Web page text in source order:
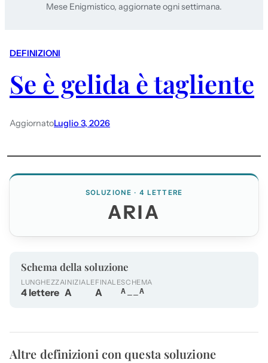
Mese Enigmistico, aggiornate ogni settimana.
DEFINIZIONI
Se è gelida è tagliente
AggiornatoLuglio 3, 2026
SOLUZIONE · 4 LETTERE
ARIA
Schema della soluzione
LUNGHEZZA
4 lettere
INIZIALE
A
FINALE
A
SCHEMA
A__A
Altre definizioni con questa soluzione